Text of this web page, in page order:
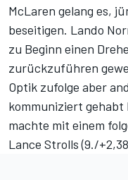
McLaren gelang es,
beseitigen. Lando
zu Beginn einen
zurückzuführen
Optik zufolge aber
kommuniziert gehabt
machte mit einem
Lance Strolls (9./